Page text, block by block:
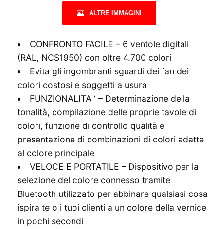
ALTRE IMMAGINI
CONFRONTO FACILE – 6 ventole digitali
(RAL, NCS1950) con oltre 4.700 colori
Evita gli ingombranti sguardi dei fan dei
colori costosi e soggetti a usura
FUNZIONALITA ‘ – Determinazione della
tonalità, compilazione delle proprie tavole di
colori, funzione di controllo qualità e
presentazione di combinazioni di colori adatte
al colore principale
VELOCE E PORTATILE – Dispositivo per la
selezione del colore connesso tramite
Bluetooth utilizzato per abbinare qualsiasi cosa
ispira te o i tuoi clienti a un colore della vernice
in pochi secondi